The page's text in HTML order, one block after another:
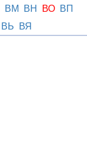
ВМ ВН ВО ВП
ВЬ ВЯ